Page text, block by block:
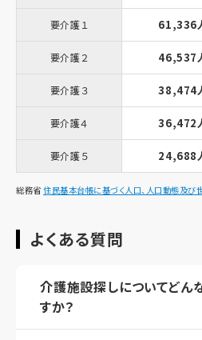
要介護１ 61,336
要介護２ 46,537
要介護３ 38,474
要介護４ 36,472
要介護５ 24,688
総務省住民基本台帳に基づく人口、人口動態及び
よくある質問
介護施設探しについてどん
すか？